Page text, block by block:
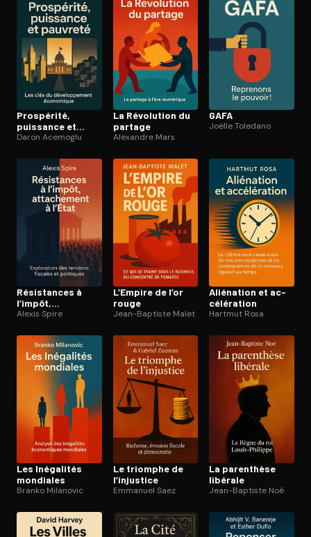
Prospérité,
puissance et
pauvreté
Daron Acemoglu
La Révolution du
partage
Alexandre Mars
GAFA
Joëlle Toledano
Résistances à
l’impôt,
attachement à
Alexis Spire
L’Empire de l’or
rouge
Jean-Baptiste Malet
Aliénation et ac­
cé­lé­ra­tion
Hartmut Rosa
Les Inégalités
mondiales
Branko Milanovic
Le triomphe de
l’injustice
Emmanuel Saez
La parenthèse
libérale
Jean-Baptiste Noé